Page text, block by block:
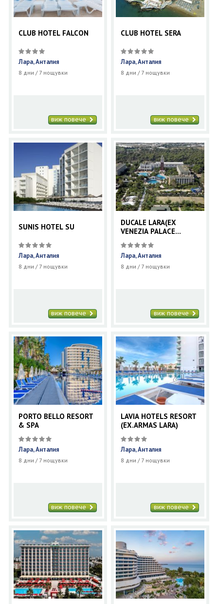
CLUB HOTEL FALCON
Лара, Анталия
8 дни / 7 нощувки
виж повече
CLUB HOTEL SERA
Лара, Анталия
8 дни / 7 нощувки
виж повече
SUNIS HOTEL SU
Лара, Анталия
8 дни / 7 нощувки
виж повече
DUCALE LARA(EX
VENEZIA PALACE
DELUXE RESORT)
Лара, Анталия
8 дни / 7 нощувки
виж повече
PORTO BELLO RESORT
& SPA
Лара, Анталия
8 дни / 7 нощувки
виж повече
LAVIA HOTELS RESORT
(EX.ARMAS LARA)
Лара, Анталия
8 дни / 7 нощувки
виж повече